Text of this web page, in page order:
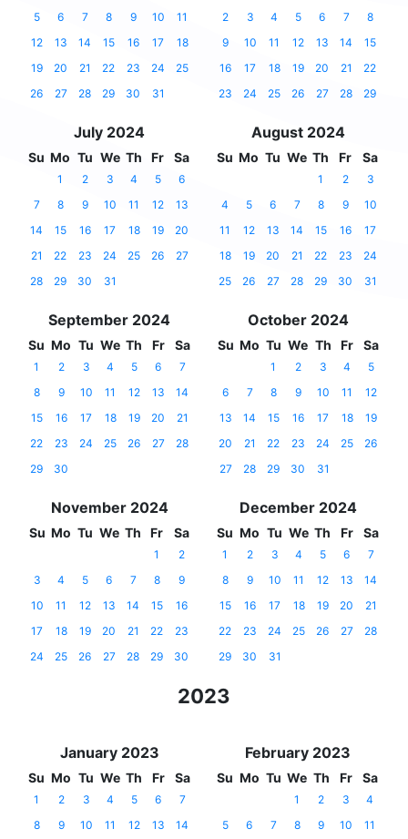
5
6 7 8 9 10
11
12
13 14 15 16 17
18
19
20 21 22 23 24
25
26
27 28 29 30 31
2
3 4 5 6 7
8
9
10 11 12 13 14
15
16
17 18 19 20 21
22
23
24 25 26 27 28 29
July 2024
Su Mo Tu We Th Fr Sa
1 2 3 4 5
6
7
8 9 10 11 12
13
14
15 16 17 18 19
20
21
22 23 24 25 26
27
28
29 30 31
August 2024
Su Mo Tu We Th Fr Sa
1 2
3
4
5 6 7 8 9
10
11
12 13 14 15 16
17
18
19 20 21 22 23
24
25
26 27 28 29 30 31
September 2024
Su Mo Tu We Th Fr Sa
1 2 3 4 5 6
7
8
9 10 11 12 13
14
15
16 17 18 19 20
21
22
23 24 25 26 27
28
29
30
October 2024
Su Mo Tu We Th Fr Sa
1 2 3 4
5
6
7 8 9 10 11
12
13
14 15 16 17 18
19
20
21 22 23 24 25
26
27
28 29 30 31
November 2024
Su Mo Tu We Th Fr Sa
1
2
3
4 5 6 7 8
9
10
11 12 13 14 15
16
17
18 19 20 21 22
23
24
25 26 27 28 29 30
December 2024
Su Mo Tu We Th Fr Sa
1 2 3 4 5 6
7
8
9 10 11 12 13
14
15
16 17 18 19 20
21
22
23 24 25 26 27
28
29
30 31
2023
January 2023
Su Mo Tu We Th Fr Sa
1 2 3 4 5 6
7
8
9 10 11 12 13
14
February 2023
Su Mo Tu We Th Fr Sa
1 2 3
4
5
6 7 8 9 10
11